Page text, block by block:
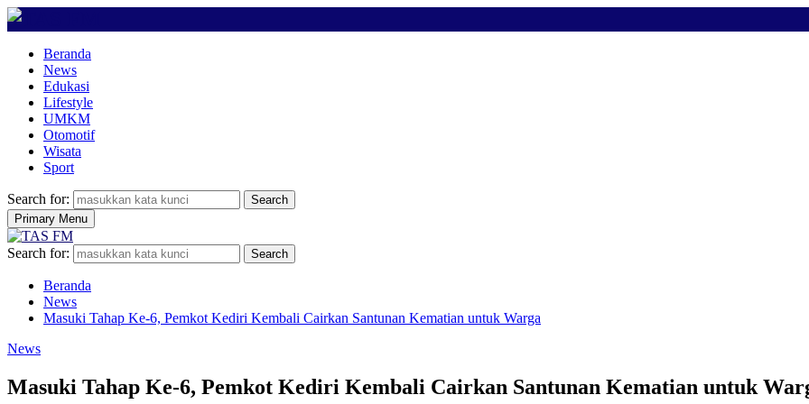
Beranda
News
Edukasi
Lifestyle
UMKM
Otomotif
Wisata
Sport
Search for:
Search
Primary Menu
Search for: Search
Beranda
News
Masuki Tahap Ke-6, Pemkot Kediri Kembali Cairkan Santunan Kematian untuk Warga
News
Masuki Tahap Ke-6, Pemkot Kediri Kembali Cairkan Santunan Kematian untuk